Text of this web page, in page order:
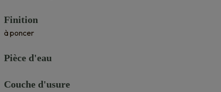
Finition
à poncer
Pièce d'eau
Couche d'usure